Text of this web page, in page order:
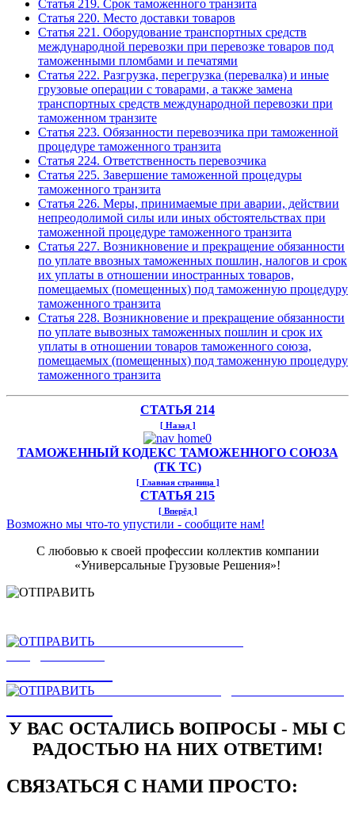
Статья 219. Срок таможенного транзита
Статья 220. Место доставки товаров
Статья 221. Оборудование транспортных средств
международной перевозки при перевозке товаров под
таможенными пломбами и печатями
Статья 222. Разгрузка, перегрузка (перевалка) и иные
грузовые операции с товарами, а также замена
транспортных средств международной перевозки при
таможенном транзите
Статья 223. Обязанности перевозчика при таможенной
процедуре таможенного транзита
Статья 224. Ответственность перевозчика
Статья 225. Завершение таможенной процедуры
таможенного транзита
Статья 226. Меры, принимаемые при аварии, действии
непреодолимой силы или иных обстоятельствах при
таможенной процедуре таможенного транзита
Статья 227. Возникновение и прекращение обязанности
по уплате ввозных таможенных пошлин, налогов и срок
их уплаты в отношении иностранных товаров,
помещаемых (помещенных) под таможенную процедуру
таможенного транзита
Статья 228. Возникновение и прекращение обязанности
по уплате вывозных таможенных пошлин и срок их
уплаты в отношении товаров таможенного союза,
помещаемых (помещенных) под таможенную процедуру
таможенного транзита
СТАТЬЯ 214
[ Назад ]
ТАМОЖЕННЫЙ КОДЕКС ТАМОЖЕННОГО СОЮЗА
(ТК ТС)
[ Главная страница ]
СТАТЬЯ 215
[ Вперёд ]
Возможно мы что-то упустили - сообщите нам!
С любовью к своей профессии коллектив компании
«Универсальные Грузовые Решения»!
У ВАС ОСТАЛИСЬ ВОПРОСЫ - МЫ С
РАДОСТЬЮ НА НИХ ОТВЕТИМ!
СВЯЗАТЬСЯ С НАМИ ПРОСТО: